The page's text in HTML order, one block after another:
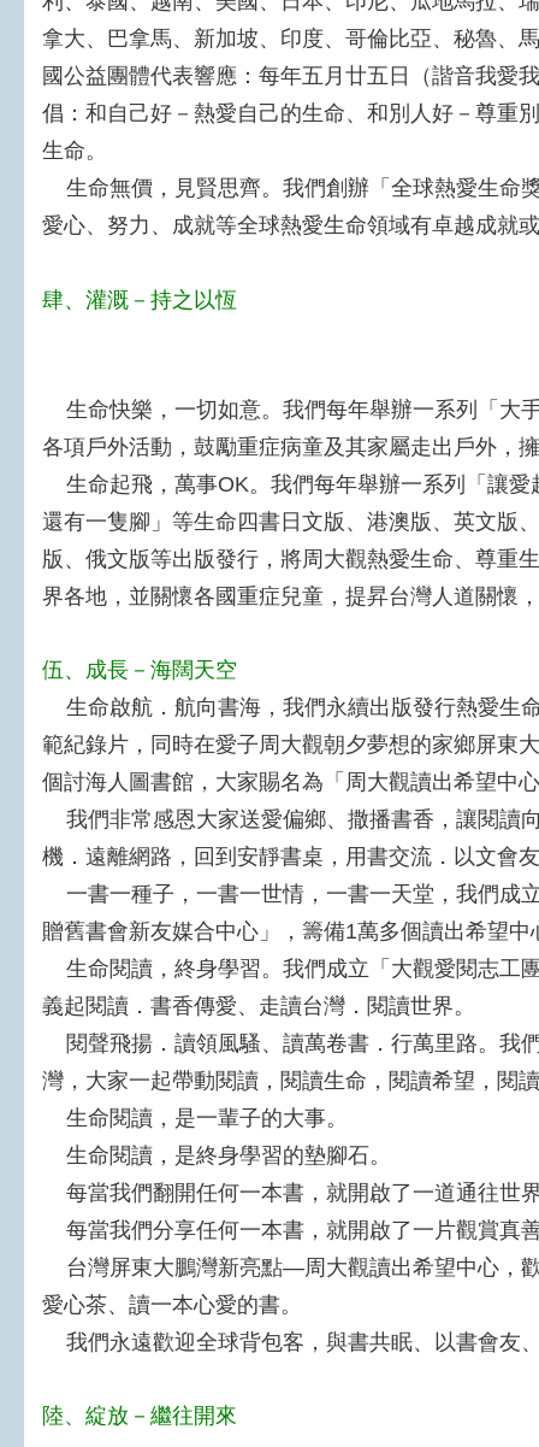
拿大、巴拿馬、新加坡、印度、哥倫比亞、秘魯、
國公益團體代表響應：每年五月廿五日（諧音我愛
倡：和自己好－熱愛自己的生命、和別人好－尊重
生命。
生命無價，見賢思齊。我們創辦「全球熱愛生命
愛心、努力、成就等全球熱愛生命領域有卓越成就
肆、灌溉－持之以恆
生命快樂，一切如意。我們每年舉辦一系列「大
各項戶外活動，鼓勵重症病童及其家屬走出戶外，
生命起飛，萬事OK。我們每年舉辦一系列「讓愛
還有一隻腳」等生命四書日文版、港澳版、英文版
版、俄文版等出版發行，將周大觀熱愛生命、尊重
界各地，並關懷各國重症兒童，提昇台灣人道關懷
伍、成長－海闊天空
生命啟航．航向書海，我們永續出版發行熱愛生
範紀錄片，同時在愛子周大觀朝夕夢想的家鄉屏東
個討海人圖書館，大家賜名為「周大觀讀出希望中
我們非常感恩大家送愛偏鄉、撒播書香，讓閱讀
機．遠離網路，回到安靜書桌，用書交流．以文會
一書一種子，一書一世情，一書一天堂，我們成
贈舊書會新友媒合中心」，籌備1萬多個讀出希望中
生命閱讀，終身學習。我們成立「大觀愛閱志工
義起閱讀．書香傳愛、走讀台灣．閱讀世界。
閱聲飛揚．讀領風騷、讀萬卷書．行萬里路。我
灣，大家一起帶動閱讀，閱讀生命，閱讀希望，閱
生命閱讀，是一輩子的大事。
生命閱讀，是終身學習的墊腳石。
每當我們翻開任何一本書，就開啟了一道通往世
每當我們分享任何一本書，就開啟了一片觀賞真
台灣屏東大鵬灣新亮點—周大觀讀出希望中心，
愛心茶、讀一本心愛的書。
我們永遠歡迎全球背包客，與書共眠、以書會友
陸、綻放－繼往開來